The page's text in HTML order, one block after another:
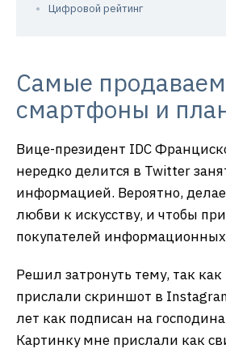
Цифровой рейтинг
Самые
смартфоны и
Вице-президент IDC
нередко делится в Twitter
информацией. Вероятно,
любви к искусству, и чтобы
покупателей информационных
Решил затронуть тему, так
прислали скриншот в
лет как подписан на
Картинку мне прислали как